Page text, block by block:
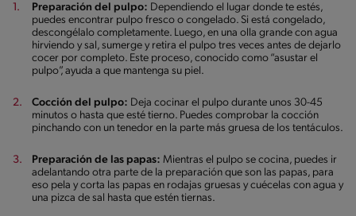
Preparación del pulpo: Dependiendo el lugar donde te estés,
puedes encontrar pulpo fresco o congelado. Si está congelado,
descongélalo completamente. Luego, en una olla grande con agua
hirviendo y sal, sumerge y retira el pulpo tres veces antes de dejarlo
cocer por completo. Este proceso, conocido como “asustar el
pulpo”, ayuda a que mantenga su piel.
Cocción del pulpo: Deja cocinar el pulpo durante unos 30-45
minutos o hasta que esté tierno. Puedes comprobar la cocción
pinchando con un tenedor en la parte más gruesa de los tentáculos.
Preparación de las papas: Mientras el pulpo se cocina, puedes ir
adelantando otra parte de la preparación que son las papas, para
eso pela y corta las papas en rodajas gruesas y cuécelas con agua y
una pizca de sal hasta que estén tiernas.